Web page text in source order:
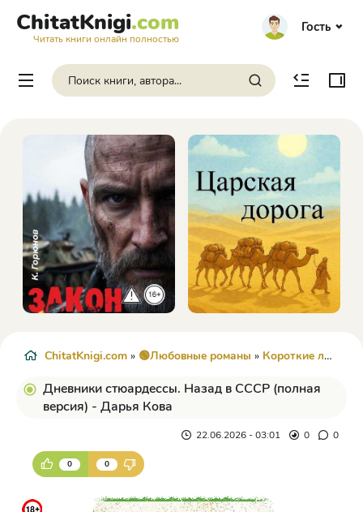
ChitatKnigi.com
Читать книги онлайн полностью
Гость
ChitatKnigi.com » 🟢Любовные романы » Короткие любовные романы
Дневники стюардессы. Назад в СССР (полная
версия) - Дарья Кова
22.06.2026 - 03:01 0 0
0 0